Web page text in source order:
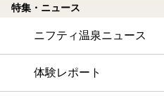
特集・ニュース
ニフティ温泉ニュース
体験レポート